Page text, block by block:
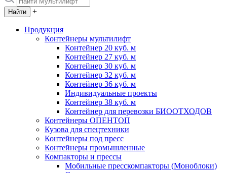
+
Продукция
Контейнеры мультилифт
Контейнер 20 куб. м
Контейнер 27 куб. м
Контейнер 30 куб. м
Контейнер 32 куб. м
Контейнер 36 куб. м
Индивидуальные проекты
Контейнер 38 куб. м
Контейнер для перевозки БИООТХОДОВ
Контейнеры ОПЕНТОП
Кузова для спецтехники
Контейнеры под пресс
Контейнеры промышленные
Компакторы и прессы
Мобильные пресскомпакторы (Моноблоки)